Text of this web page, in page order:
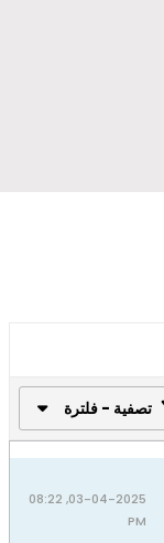
تصفية - فلترة
03-04-2025, 08:22
PM